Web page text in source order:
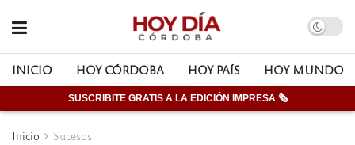
INICIO HOY CÓRDOBA HOY PAÍS HOY MUNDO
SUSCRIBITE GRATIS A LA EDICIÓN IMPRESA 🗞
Inicio Sucesos